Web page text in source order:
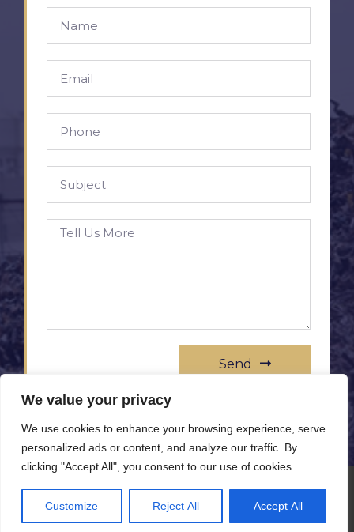
We value your privacy
We use cookies to enhance your browsing experience, serve
personalized ads or content, and analyze our traffic. By
clicking "Accept All", you consent to our use of cookies.
Customize Reject All Accept All
Send
© All rights reserved www.rameprezzo.it